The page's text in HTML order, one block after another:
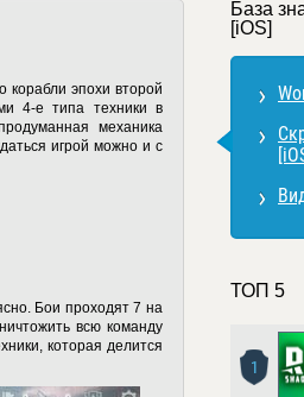
эпохи второй
4-е типа техники в
механика
игрой можно и с
Бои проходят 7 на
всю команду
которая делится
База
[iOS]
ТОП 5
1